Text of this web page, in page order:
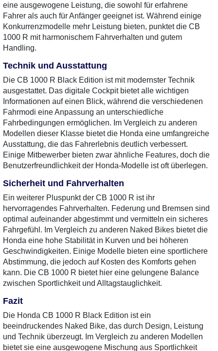
eine ausgewogene Leistung, die sowohl für erfahrene
Fahrer als auch für Anfänger geeignet ist. Während einige
Konkurrenzmodelle mehr Leistung bieten, punktet die CB
1000 R mit harmonischem Fahrverhalten und gutem
Handling.
Technik und Ausstattung
Die CB 1000 R Black Edition ist mit modernster Technik
ausgestattet. Das digitale Cockpit bietet alle wichtigen
Informationen auf einen Blick, während die verschiedenen
Fahrmodi eine Anpassung an unterschiedliche
Fahrbedingungen ermöglichen. Im Vergleich zu anderen
Modellen dieser Klasse bietet die Honda eine umfangreiche
Ausstattung, die das Fahrerlebnis deutlich verbessert.
Einige Mitbewerber bieten zwar ähnliche Features, doch die
Benutzerfreundlichkeit der Honda-Modelle ist oft überlegen.
Sicherheit und Fahrverhalten
Ein weiterer Pluspunkt der CB 1000 R ist ihr
hervorragendes Fahrverhalten. Federung und Bremsen sind
optimal aufeinander abgestimmt und vermitteln ein sicheres
Fahrgefühl. Im Vergleich zu anderen Naked Bikes bietet die
Honda eine hohe Stabilität in Kurven und bei höheren
Geschwindigkeiten. Einige Modelle bieten eine sportlichere
Abstimmung, die jedoch auf Kosten des Komforts gehen
kann. Die CB 1000 R bietet hier eine gelungene Balance
zwischen Sportlichkeit und Alltagstauglichkeit.
Fazit
Die Honda CB 1000 R Black Edition ist ein
beeindruckendes Naked Bike, das durch Design, Leistung
und Technik überzeugt. Im Vergleich zu anderen Modellen
bietet sie eine ausgewogene Mischung aus Sportlichkeit